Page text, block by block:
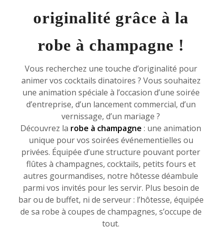
originalité grâce à la
robe à champagne !
Vous recherchez une touche d’originalité pour
animer vos cocktails dinatoires ? Vous souhaitez
une animation spéciale à l’occasion d’une soirée
d’entreprise, d’un lancement commercial, d’un
vernissage, d’un mariage ?
Découvrez la robe à champagne : une animation
unique pour vos soirées événementielles ou
privées. Équipée d’une structure pouvant porter
flûtes à champagnes, cocktails, petits fours et
autres gourmandises, notre hôtesse déambule
parmi vos invités pour les servir. Plus besoin de
bar ou de buffet, ni de serveur : l’hôtesse, équipée
de sa robe à coupes de champagnes, s’occupe de
tout.